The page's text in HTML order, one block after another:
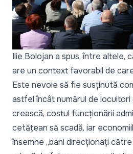
Ilie Bolojan a spus, între altele,
are un context favorabil de
Este nevoie să fie susținută
astfel încât numărul de
crească, costul funcționării
cetățean să scadă, iar
însemne „bani direcționați